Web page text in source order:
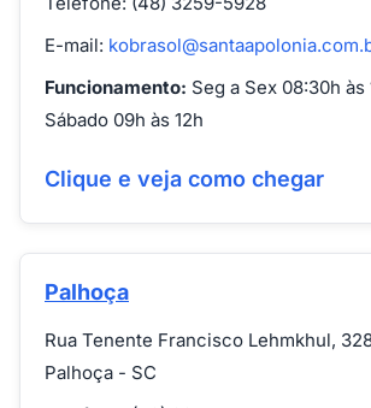
E-mail:
Funcionamento: Seg a Sex 08:30h às
Sábado 09h às 12h
Clique e veja como chegar
Palhoça
Rua Tenente Francisco Lehmkhul,
Palhoça - SC